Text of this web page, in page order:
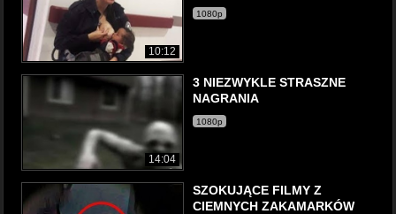
10:12
1080p
14:04
3 NIEZWYKLE STRASZNE
NAGRANIA
1080p
SZOKUJĄCE FILMY Z
CIEMNYCH ZAKAMARKÓW